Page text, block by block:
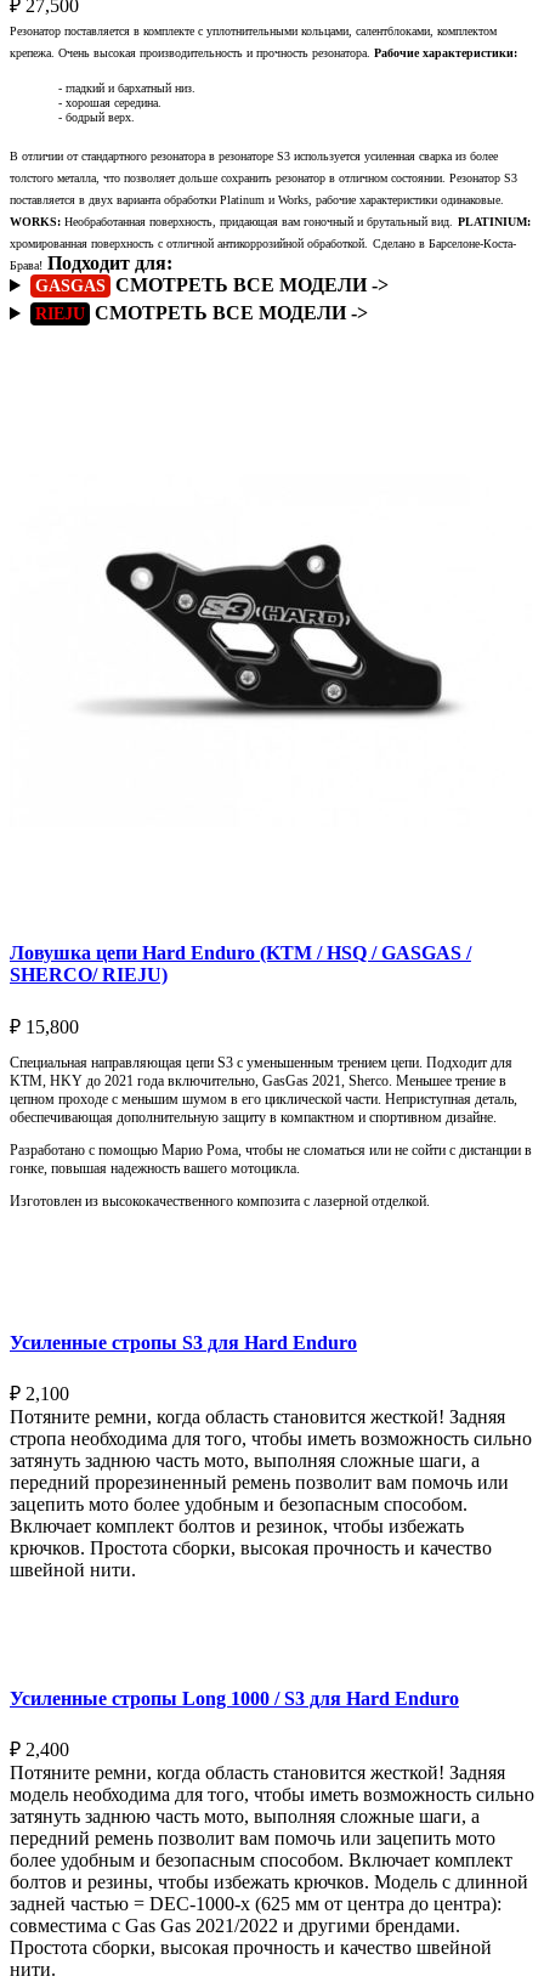
₽ 27,500
Резонатор поставляется в комплекте с уплотнительными кольцами, салентблоками, комплектом
крепежа. Очень высокая производительность и прочность резонатора. Рабочие характеристики:
- гладкий и бархатный низ.
- хорошая середина.
- бодрый верх.
В отличии от стандартного резонатора в резонаторе S3 используется усиленная сварка из более
толстого металла, что позволяет дольше сохранить резонатор в отличном состоянии. Резонатор S3
поставляется в двух варианта обработки Platinum и Works, рабочие характеристики одинаковые.
WORKS: Необработанная поверхность, придающая вам гоночный и брутальный вид. PLATINIUM:
хромированная поверхность с отличной антикоррозийной обработкой. Сделано в Барселоне-Коста-
Брава! Подходит для:
GASGAS СМОТРЕТЬ ВСЕ МОДЕЛИ ->
RIEJU СМОТРЕТЬ ВСЕ МОДЕЛИ ->
Ловушка цепи Hard Enduro (KTM / HSQ / GASGAS /
SHERCO/ RIEJU)
₽ 15,800
Специальная направляющая цепи S3 с уменьшенным трением цепи. Подходит для
KTM, HKY до 2021 года включительно, GasGas 2021, Sherco. Меньшее трение в
цепном проходе с меньшим шумом в его циклической части. Неприступная деталь,
обеспечивающая дополнительную защиту в компактном и спортивном дизайне.
Разработано с помощью Марио Рома, чтобы не сломаться или не сойти с дистанции в
гонке, повышая надежность вашего мотоцикла.
Изготовлен из высококачественного композита с лазерной отделкой.
Усиленные стропы S3 для Hard Enduro
₽ 2,100
Потяните ремни, когда область становится жесткой! Задняя
стропа необходима для того, чтобы иметь возможность сильно
затянуть заднюю часть мото, выполняя сложные шаги, а
передний прорезиненный ремень позволит вам помочь или
зацепить мото более удобным и безопасным способом.
Включает комплект болтов и резинок, чтобы избежать
крючков. Простота сборки, высокая прочность и качество
швейной нити.
Усиленные стропы Long 1000 / S3 для Hard Enduro
₽ 2,400
Потяните ремни, когда область становится жесткой! Задняя
модель необходима для того, чтобы иметь возможность сильно
затянуть заднюю часть мото, выполняя сложные шаги, а
передний ремень позволит вам помочь или зацепить мото
более удобным и безопасным способом. Включает комплект
болтов и резины, чтобы избежать крючков. Модель с длинной
задней частью = DEC-1000-x (625 мм от центра до центра):
совместима с Gas Gas 2021/2022 и другими брендами.
Простота сборки, высокая прочность и качество швейной
нити.